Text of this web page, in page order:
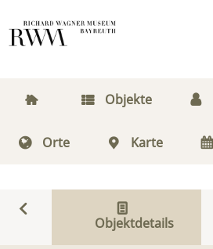
Objekte
Orte Karte
Objektdetails